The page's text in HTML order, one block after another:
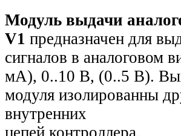
Модуль выдачи
V1 предназначен для
сигналов в аналоговом
мА), 0..10 В, (0..5 В).
модуля изолированны
внутренних